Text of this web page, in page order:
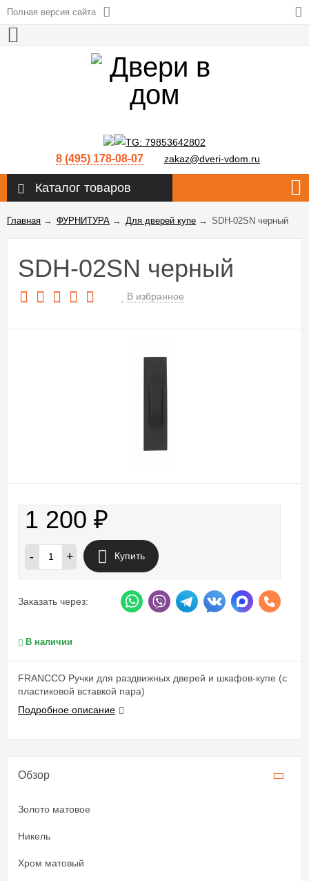
Полная версия сайта
8 (495) 178-08-07 zakaz@dveri-vdom.ru
Каталог товаров
Главная → ФУРНИТУРА → Для дверей купе → SDH-02SN черный
SDH-02SN черный
В избранное
1 200 ₽
- + Купить
Заказать через:
В наличии
FRANCCO Ручки для раздвижных дверей и шкафов-купе (с
пластиковой вставкой пара)
Подробное описание
Обзор
Золото матовое
Никель
Хром матовый